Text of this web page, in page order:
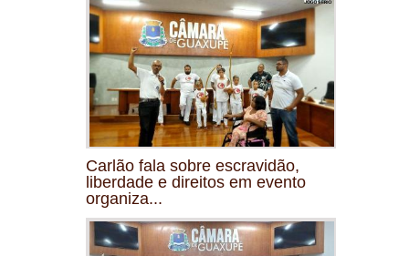
Carlão fala sobre escravidão,
liberdade e direitos em evento
organiza...